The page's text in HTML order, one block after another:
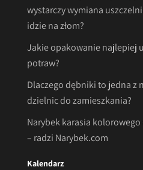
wystarczy wymiana
idzie na złom?
Jakie opakowanie najlepiej
potraw?
Dlaczego dębniki to jedna z
dzielnic do zamieszkania?
Narybek karasia
– radzi Narybek.com
Kalendarz